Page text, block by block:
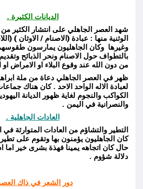
الديانات الكثيرة .
شهد العصر الجاهلي على انتشار الكثير من
الوثنية منها : عبادة (الاصنام / الاوثان )
وغيرها وكان الجاهليون يمارسون
بالتطواف حول الاصنام ونحر الذبائح
من دون الله عند وقوع البلاء او الامراض
ظهر في العصر الجاهلي دعاة من ملة
لعبادة الاله الواحد الاحد . كان هناك
الكواكب والنجوم لغاية ظهور الديانة
والنصرانية في اليمن .
العادات الجاهلية .
التطير والتشاؤم من العادات المتوارثة
كان الجاهليون يؤمنون بها وتقوم على
حال كان اتجاهه يمينا فهذة بشرى خير
دلالة شؤوم .
دور الشعر في ذاك